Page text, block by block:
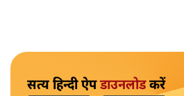
सत्य हिन्दी ऐपडाउनलोडकरें